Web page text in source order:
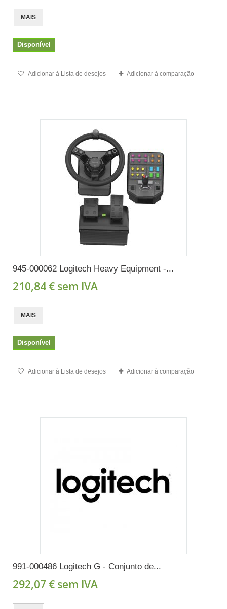
MAIS
Disponível
Adicionar à Lista de desejos Adicionar à comparação
945-000062 Logitech Heavy Equipment -...
210,84 € sem IVA
MAIS
Disponível
Adicionar à Lista de desejos Adicionar à comparação
991-000486 Logitech G - Conjunto de...
292,07 € sem IVA